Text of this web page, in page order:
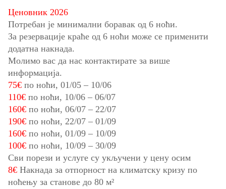
Ценовник 2026
Потребан је минимални боравак од 6 ноћи.
За резервације краће од 6 ноћи може се применити
додатна накнада.
Молимо вас да нас контактирате за више
информација.
75€ по ноћи, 01/05 – 10/06
110€ по ноћи, 10/06 – 06/07
160€ по ноћи, 06/07 – 22/07
190€ по ноћи, 22/07 – 01/09
160€ по ноћи, 01/09 – 10/09
100€ по ноћи, 10/09 – 30/09
Сви порези и услуге су укључени у цену осим
8€ Накнада за отпорност на климатску кризу по
ноћењу за станове до 80 м²